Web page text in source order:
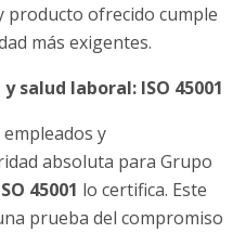
producto ofrecido cumple
más exigentes.
salud laboral: ISO 45001
y
absoluta para Grupo
45001 lo certifica. Este
prueba del compromiso